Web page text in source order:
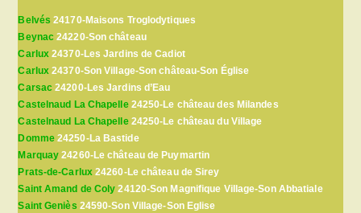
Belvés 24170-Maisons Troglodytiques
Beynac 24220-Son château
Carlux 24370-Les Jardins de Cadiot
Carlux 24370-Son Village-Son château-Son Église
Carsac 24200-Les Jardins d’Eau
Castelnaud La Chapelle24250-Le château des Milandes
Castelnaud La Chapelle24250-Le château du Village
Domme24250-La Bastide
Marquay 24260-Le château de Puymartin
Prats-de-Carlux24260-Le château de Sirey
Saint Amand de Coly 24120-Son Magnifique Village-Son Abbatiale
Saint Geniès 24590-Son Village-Son Eglise